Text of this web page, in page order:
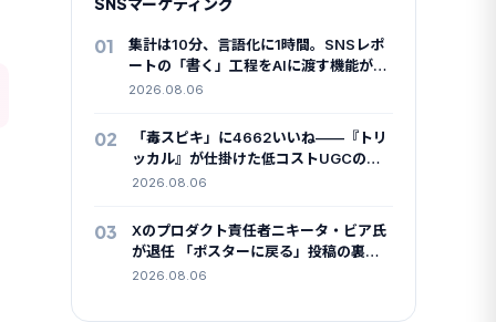
01
集計は10分、言語化に1時間。SNSレポ
ートの「書く」工程をAIに渡す機能が全
調査タイプに広がりました
2026.08.06
02
「毒スピキ」に4662いいね——『トリ
ッカル』が仕掛けた低コストUGCの中
身
2026.08.06
03
Xのプロダクト責任者ニキータ・ビア氏
が退任 「ポスターに戻る」投稿の裏で
何が起きたか
2026.08.06